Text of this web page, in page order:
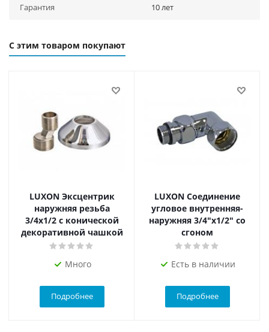
Гарантия 10 лет
С этим товаром покупают
LUXON Эксцентрик
наружняя резьба
3/4х1/2 с конической
декоративной чашкой
Много
Подробнее
LUXON Соединение
угловое внутренняя-
наружняя 3/4"х1/2" со
сгоном
Есть в наличии
Подробнее